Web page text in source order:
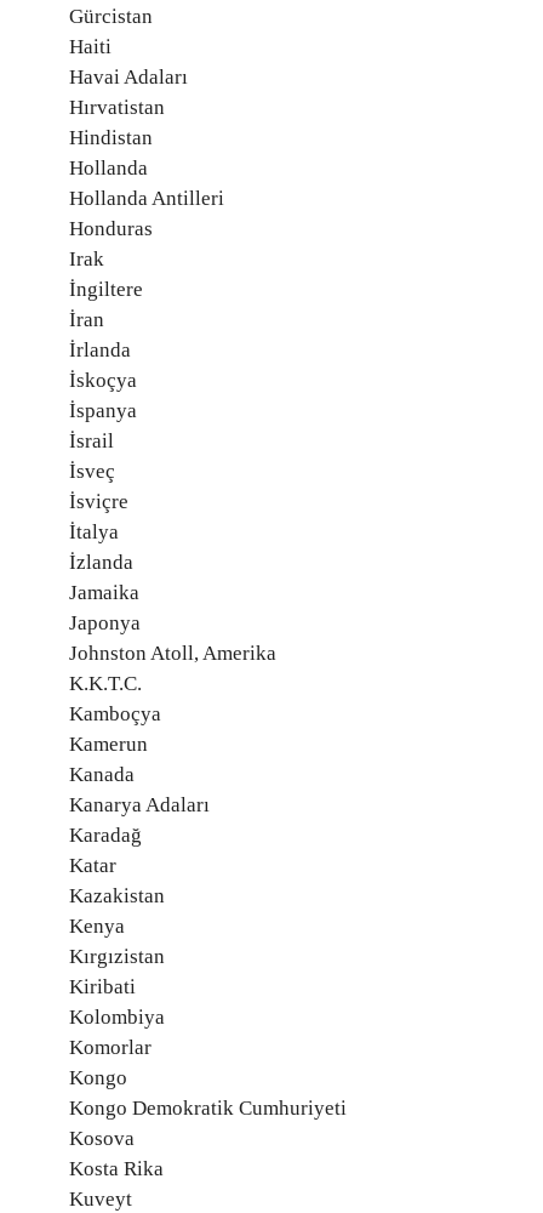
Gürcistan
Haiti
Havai Adaları
Hırvatistan
Hindistan
Hollanda
Hollanda Antilleri
Honduras
Irak
İngiltere
İran
İrlanda
İskoçya
İspanya
İsrail
İsveç
İsviçre
İtalya
İzlanda
Jamaika
Japonya
Johnston Atoll, Amerika
K.K.T.C.
Kamboçya
Kamerun
Kanada
Kanarya Adaları
Karadağ
Katar
Kazakistan
Kenya
Kırgızistan
Kiribati
Kolombiya
Komorlar
Kongo
Kongo Demokratik Cumhuriyeti
Kosova
Kosta Rika
Kuveyt